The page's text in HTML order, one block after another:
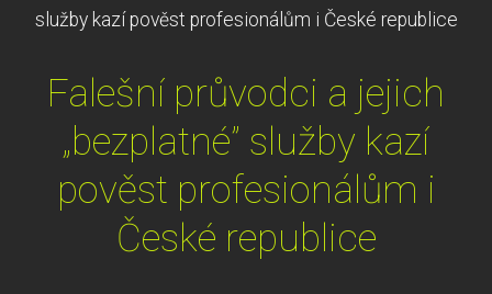
služby kazí pověst profesionálům i České republice
Falešní průvodci a jejich
„bezplatné” služby kazí
pověst profesionálům i
České republice